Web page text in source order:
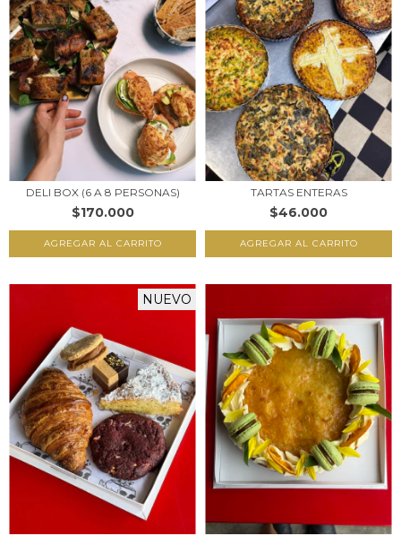
DELI BOX (6 A 8 PERSONAS)
$170.000
TARTAS ENTERAS
$46.000
AGREGAR AL CARRITO
NUEVO